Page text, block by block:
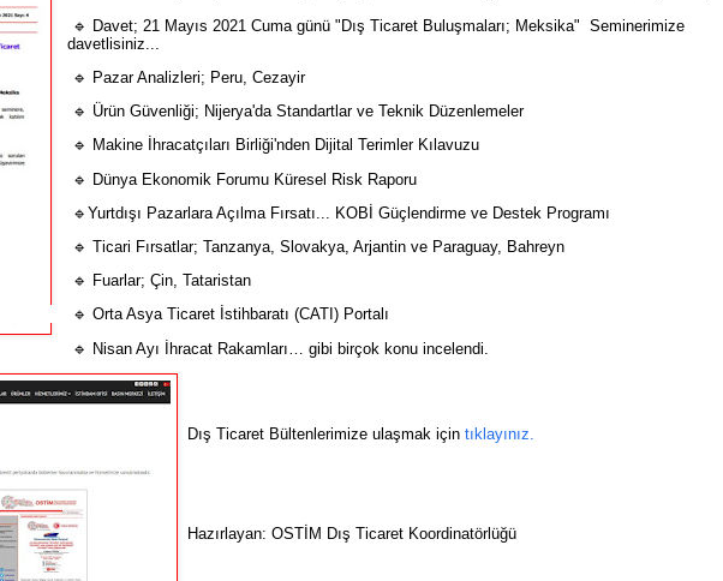
🔹 Davet; 21 Mayıs 2021 Cuma günü "Dış Ticaret Buluşmaları; Meksika" Seminerimize
davetlisiniz...
🔹 Pazar Analizleri; Peru, Cezayir
🔹 Ürün Güvenliği; Nijerya'da Standartlar ve Teknik Düzenlemeler
🔹 Makine İhracatçıları Birliği'nden Dijital Terimler Kılavuzu
🔹 Dünya Ekonomik Forumu Küresel Risk Raporu
🔹Yurtdışı Pazarlara Açılma Fırsatı... KOBİ Güçlendirme ve Destek Programı
🔹Ticari Fırsatlar; Tanzanya, Slovakya, Arjantin ve Paraguay, Bahreyn
🔹 Fuarlar; Çin, Tataristan
🔹Orta Asya Ticaret İstihbaratı (CATI) Portalı
🔹 Nisan Ayı İhracat Rakamları … gibi birçok konu incelendi.
Dış Ticaret Bültenlerimize ulaşmak için tıklayınız.
Hazırlayan: OSTİM Dış Ticaret Koordinatörlüğü